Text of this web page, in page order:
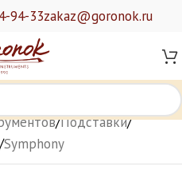
94-33zakaz@goronok.ru
/Подставки/
/Symphony